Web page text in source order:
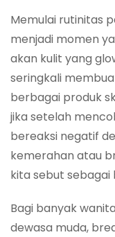
Memulai rutinitas
menjadi momen
akan kulit yang
seringkali
berbagai produk
jika setelah
bereaksi negatif
kemerahan atau
kita sebut sebagai
Bagi banyak
dewasa muda,